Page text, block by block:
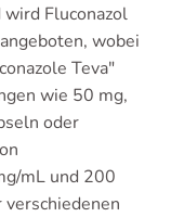
Fluconazol
wobei
Teva"
wie 50 mg,
oder
mL und 200